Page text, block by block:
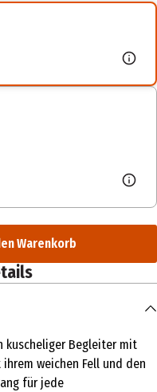
Warenkorb
kuscheliger Begleiter mit
weichen Fell und den
für jede